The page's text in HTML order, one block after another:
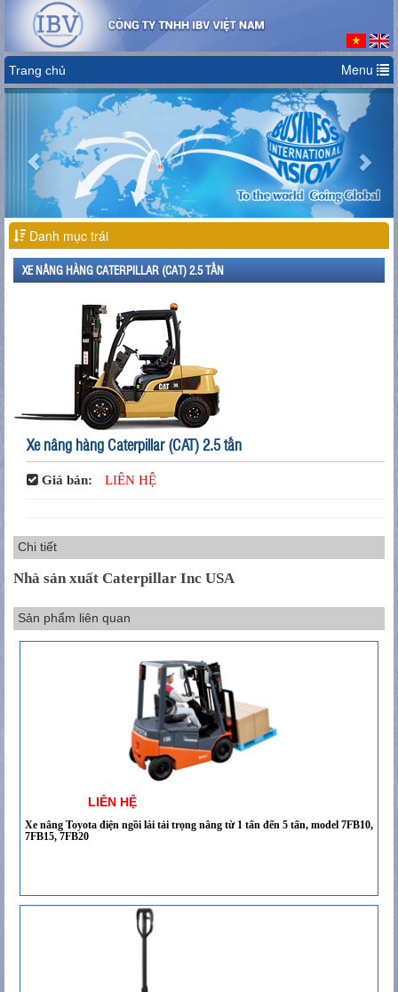
Trang chủ Menu
Previous
Danh mục trái
XE NÂNG HÀNG CATERPILLAR (CAT) 2.5 TẤN
Xe nâng hàng Caterpillar (CAT) 2.5 tấn
Giá bán: LIÊN HỆ
Chi tiết
Nhà sản xuất Caterpillar Inc USA
Sản phẩm liên quan
LIÊN HỆ
Xe nâng Toyota điện ngồi lái tải trọng nâng từ 1 tấn đến 5 tấn, model 7FB10,
7FB15, 7FB20